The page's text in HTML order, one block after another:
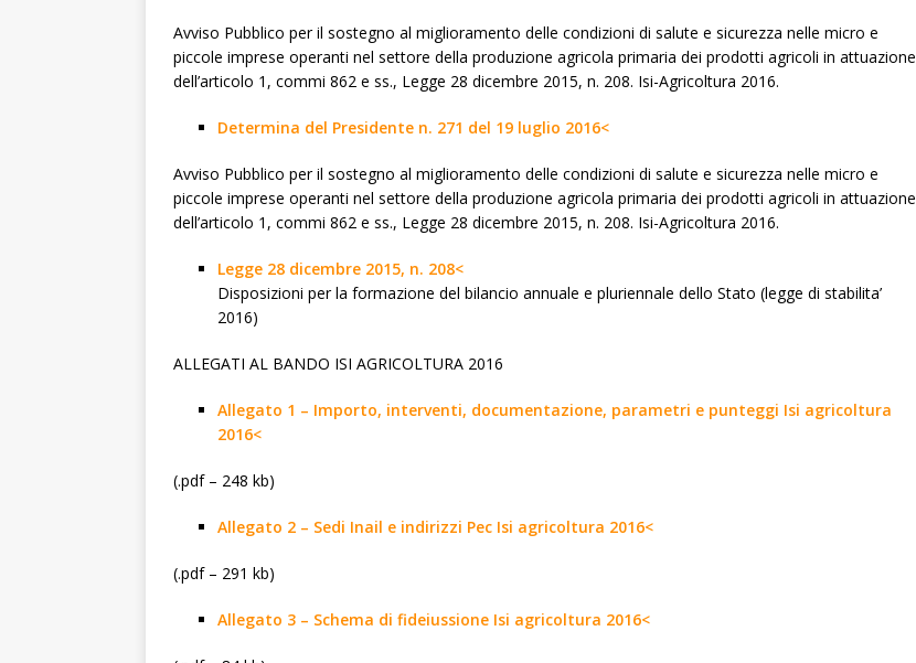
Avviso Pubblico per il sostegno al miglioramento delle condizioni di salute e sicurezza nelle micro e
piccole imprese operanti nel settore della produzione agricola primaria dei prodotti agricoli in attuazione
dell’articolo 1, commi 862 e ss., Legge 28 dicembre 2015, n. 208. Isi-Agricoltura 2016.
Determina del Presidente n. 271 del 19 luglio 2016<
Avviso Pubblico per il sostegno al miglioramento delle condizioni di salute e sicurezza nelle micro e
piccole imprese operanti nel settore della produzione agricola primaria dei prodotti agricoli in attuazione
dell’articolo 1, commi 862 e ss., Legge 28 dicembre 2015, n. 208. Isi-Agricoltura 2016.
Legge 28 dicembre 2015, n. 208<
Disposizioni per la formazione del bilancio annuale e pluriennale dello Stato (legge di stabilita’
2016)
ALLEGATI AL BANDO ISI AGRICOLTURA 2016
Allegato 1 – Importo, interventi, documentazione, parametri e punteggi Isi agricoltura
2016<
(.pdf – 248 kb)
Allegato 2 – Sedi Inail e indirizzi Pec Isi agricoltura 2016<
(.pdf – 291 kb)
Allegato 3 – Schema di fideiussione Isi agricoltura 2016<